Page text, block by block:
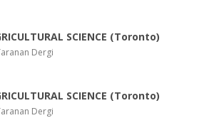
SCIENCE (Toronto)
Dergi
SCIENCE (Toronto)
Dergi